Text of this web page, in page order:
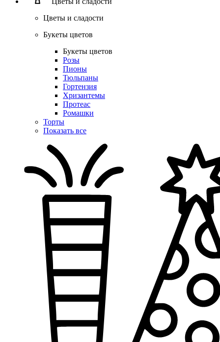
Цветы и сладости
Букеты цветов
Букеты цветов
Розы
Пионы
Тюльпаны
Гортензия
Хризантемы
Протеас
Ромашки
Торты
Показать все